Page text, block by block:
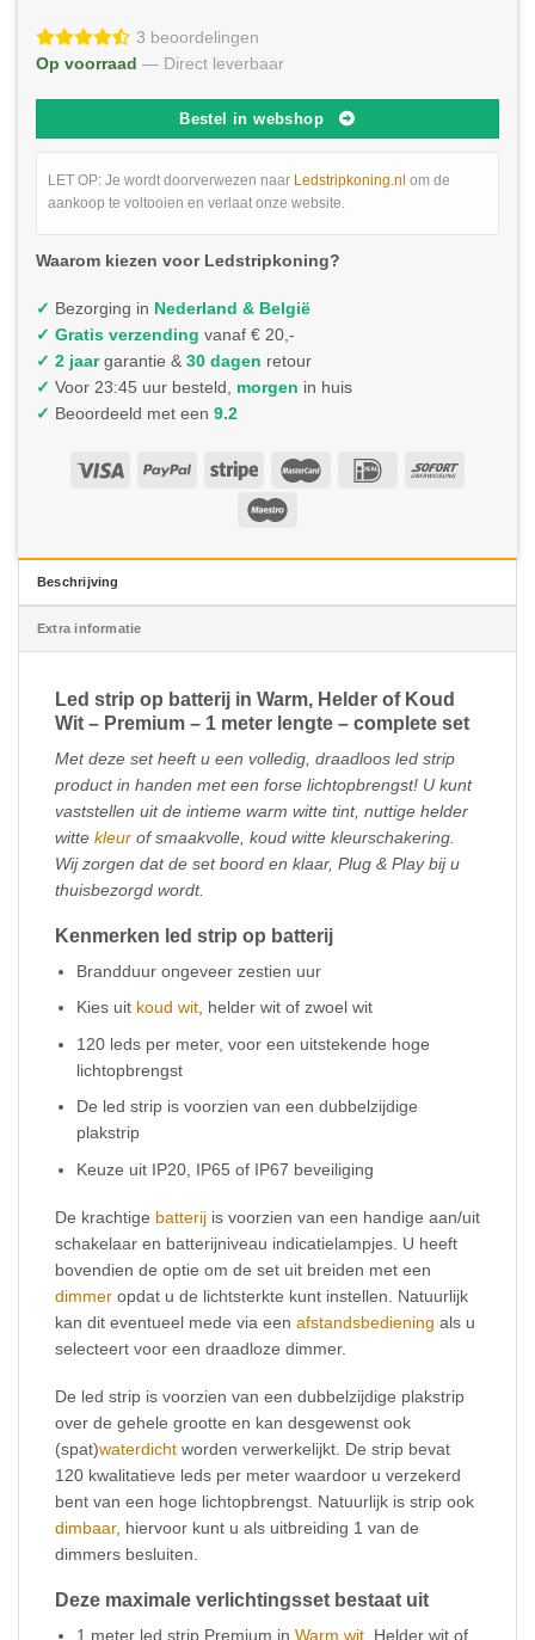
3 beoordelingen
Op voorraad — Direct leverbaar
Bestel in webshop
LET OP: Je wordt doorverwezen naar Ledstripkoning.nl om de
aankoop te voltooien en verlaat onze website.
Waarom kiezen voor Ledstripkoning?
✓ Bezorging in Nederland & België
✓ Gratis verzending vanaf € 20,-
✓ 2 jaargarantie & 30 dagen retour
✓ Voor 23:45 uur besteld, morgen in huis
✓ Beoordeeld met een 9.2
Beschrijving
Extra informatie
Led strip op batterij in Warm, Helder of Koud
Wit – Premium – 1 meter lengte – complete set
Met deze set heeft u een volledig, draadloos led strip
product in handen met een forse lichtopbrengst! U kunt
vaststellen uit de intieme warm witte tint, nuttige helder
witte kleur of smaakvolle, koud witte kleurschakering.
Wij zorgen dat de set boord en klaar, Plug & Play bij u
thuisbezorgd wordt.
Kenmerken led strip op batterij
Brandduur ongeveer zestien uur
Kies uit koud wit, helder wit of zwoel wit
120 leds per meter, voor een uitstekende hoge
lichtopbrengst
De led strip is voorzien van een dubbelzijdige
plakstrip
Keuze uit IP20, IP65 of IP67 beveiliging
De krachtige batterij is voorzien van een handige aan/uit
schakelaar en batterijniveau indicatielampjes. U heeft
bovendien de optie om de set uit breiden met een
dimmer opdat u de lichtsterkte kunt instellen. Natuurlijk
kan dit eventueel mede via een afstandsbediening als u
selecteert voor een draadloze dimmer.
De led strip is voorzien van een dubbelzijdige plakstrip
over de gehele grootte en kan desgewenst ook
(spat)waterdicht worden verwerkelijkt. De strip bevat
120 kwalitatieve leds per meter waardoor u verzekerd
bent van een hoge lichtopbrengst. Natuurlijk is strip ook
dimbaar, hiervoor kunt u als uitbreiding 1 van de
dimmers besluiten.
Deze maximale verlichtingsset bestaat uit
1 meter led strip Premium inWarm wit , Helder wit of